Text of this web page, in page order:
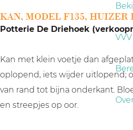
KAN, MODEL F135, HUIZER
Potterie De Driehoek
Kan met klein voetje dan
oplopend, iets wijder uitlopend;
van rand tot bijna onderkant.
en streepjes op oor.